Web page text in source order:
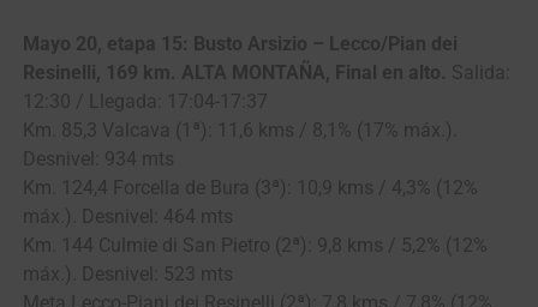
Mayo 20, etapa 15: Busto Arsizio – Lecco/Pian dei
Resinelli, 169 km. ALTA MONTAÑA, Final en alto. Salida:
12:30 / Llegada: 17:04-17:37
Km. 85,3 Valcava (1ª): 11,6 kms / 8,1% (17% máx.).
Desnivel: 934 mts
Km. 124,4 Forcella de Bura (3ª): 10,9 kms / 4,3% (12%
máx.). Desnivel: 464 mts
Km. 144 Culmie di San Pietro (2ª): 9,8 kms / 5,2% (12%
máx.). Desnivel: 523 mts